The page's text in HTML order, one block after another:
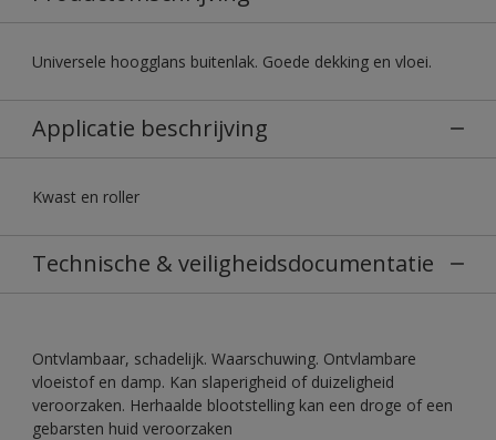
Universele hoogglans buitenlak. Goede dekking en vloei.
Applicatie beschrijving
Kwast en roller
Technische & veiligheidsdocumentatie
Ontvlambaar, schadelijk. Waarschuwing. Ontvlambare
vloeistof en damp. Kan slaperigheid of duizeligheid
veroorzaken. Herhaalde blootstelling kan een droge of een
gebarsten huid veroorzaken